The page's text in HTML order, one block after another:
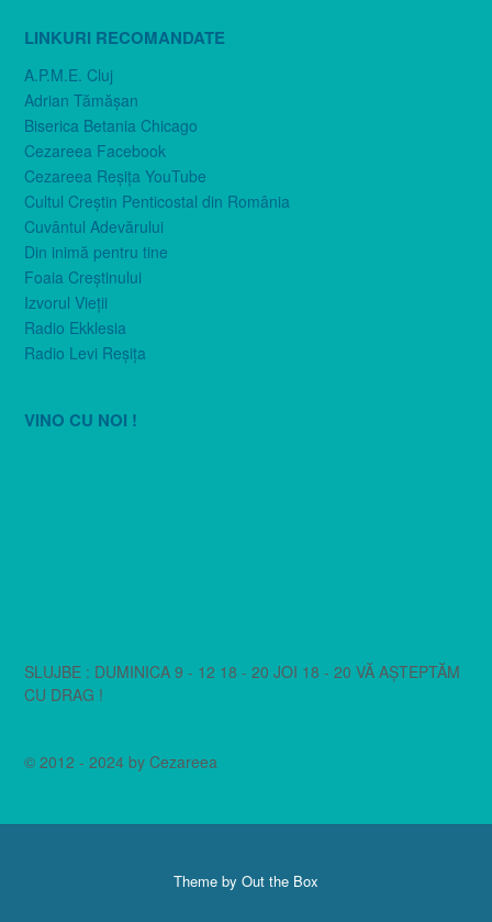
LINKURI RECOMANDATE
A.P.M.E. Cluj
Adrian Tămăşan
Biserica Betania Chicago
Cezareea Facebook
Cezareea Reşiţa YouTube
Cultul Creştin Penticostal din România
Cuvântul Adevărului
Din inimă pentru tine
Foaia Creştinului
Izvorul Vieţii
Radio Ekklesia
Radio Levi Reşiţa
VINO CU NOI !
SLUJBE : DUMINICA 9 - 12 18 - 20 JOI 18 - 20 VĂ AȘTEPTĂM
CU DRAG !
© 2012 - 2024 by Cezareea
Theme by Out the Box